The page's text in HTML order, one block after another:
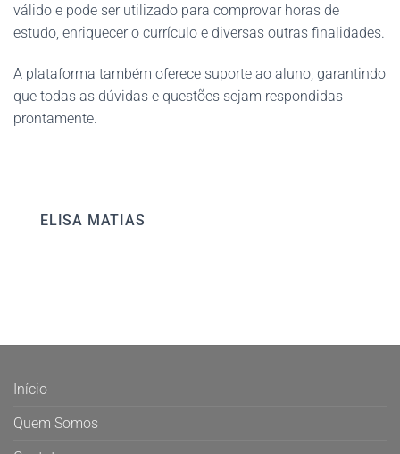
válido e pode ser utilizado para comprovar horas de
estudo, enriquecer o currículo e diversas outras finalidades.
A plataforma também oferece suporte ao aluno, garantindo
que todas as dúvidas e questões sejam respondidas
prontamente​.
ELISA MATIAS
Início
Quem Somos